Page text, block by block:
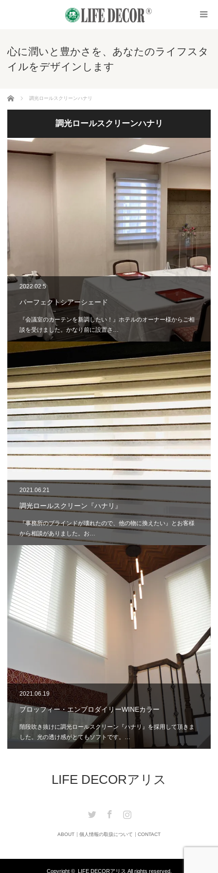
心に潤いと豊かさを、あなたのライフスタ
イルをデザインします
ホーム 調光ロールスクリーンハナリ
調光ロールスクリーンハナリ
2022.02.5
パーフェクトシアーシェード
『会議室のカーテンを新調したい！』ホテルのオーナー様からご相
談を受けました。かなり前に設置さ…
2021.06.21
調光ロールスクリーン『ハナリ』
『事務所のブラインドが壊れたので、他の物に換えたい』とお客様
から相談がありました。お…
2021.06.19
ブロッフィー・エンブロダイリーWINEカラー
階段吹き抜けに調光ロールスクリーン『ハナリ』を採用して頂きま
した。光の透け感がとてもソフトです。…
LIFE DECORアリス
Twitter Facebook
ABOUT 個人情報の取扱について CONTACT
Copyright © LIFE DECORアリス All rights reserved.